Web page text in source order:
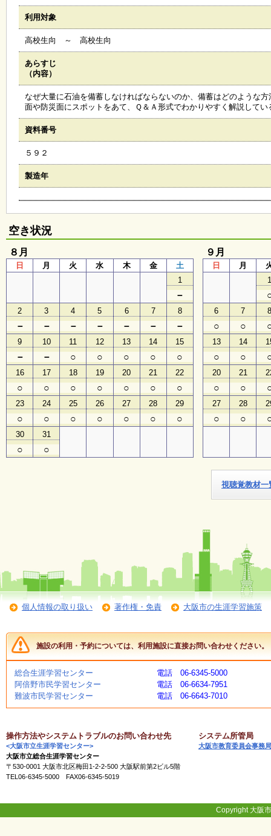
会
ギ
リ
ン
イ
マ
ン
い
ち
ょ
う
並
子
ど
も
向
け
イ
ベ
ン
ト
ガ
イ
ド
る
ご
講
師
・
イ
ン
ラ
ク
タ
ー
集
利用対象
高校生向 ～ 高校生向
あらすじ
（内容）
なぜ大量に石油を備蓄しなければならないのか、備蓄はどのような
面や防災面にスポットをあて、Ｑ＆Ａ形式でわかりやすく解説してい
資料番号
５９２
製造年
空き状況
８月
日 月 火 水 木 金
土
1
－
2
－
3
－
4
－
5
－
6
－
7
－
8
－
9
－
10
－
11
○
12
○
13
○
14
○
15
○
16
○
17
○
18
○
19
○
20
○
21
○
22
○
23
○
24
○
25
○
26
○
27
○
28
○
29
○
30
○
31
○
９月
日 月
6
○
7
○
13
○
14
○
20
○
21
○
27
○
28
○
視聴覚教材一
個人情報の取り扱い 著作権・免責 大阪市の生涯学習施策
施設の利用・予約については、利用施設に直接お問い合わせください。
総合生涯学習センター
電話 06-6345-5000
阿倍野市民学習センター
電話 06-6634-7951
難波市民学習センター
電話 06-6643-7010
操作方法やシステムトラブルのお問い合わせ先
<大阪市立生涯学習センター>
大阪市立総合生涯学習センター
〒530-0001 大阪市北区梅田1-2-2-500 大阪駅前第2ビル5階
TEL06-6345-5000 FAX06-6345-5019
システム所管局
大阪市教育委員会事務局
Copyright 大阪